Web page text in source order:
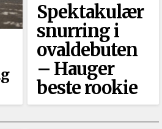
Spektakulær
snurring i
ovaldebuten
–⁠ Hauger
beste rookie